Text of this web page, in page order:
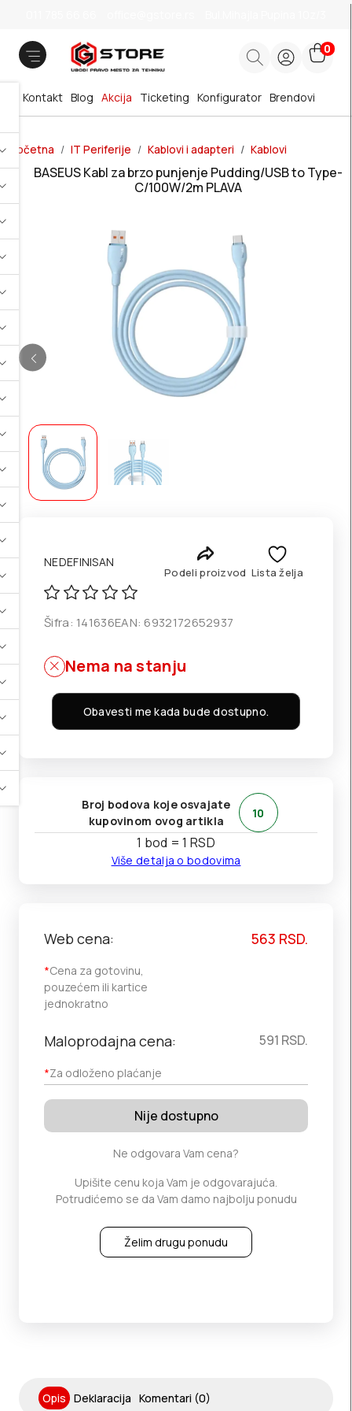
0
Brendovi
Blog Akcija
Kontakt Ticketing Konfigurator
Početna IT Periferije Kablovi i adapteri Kablovi
BASEUS Kabl za brzo punjenje Pudding/USB to Type-
C/100W/2m PLAVA
NEDEFINISAN
Podeli proizvod Lista želja
Šifra: 141636EAN: 6932172652937
Nema na stanju
Obavesti me kada bude dostupno.
Broj bodova koje osvajate
kupovinom ovog artikla
10
1 bod = 1 RSD
Više detalja o bodovima
Web cena:
*Cena za gotovinu,
pouzećem ili kartice
jednokratno
563 RSD.
Maloprodajna cena:
*Za odloženo plaćanje
591 RSD.
Nije dostupno
Ne odgovara Vam cena?
Upišite cenu koja Vam je odgovarajuća.
Potrudićemo se da Vam damo najbolju ponudu
Želim drugu ponudu
Opis Deklaracija Komentari (0)